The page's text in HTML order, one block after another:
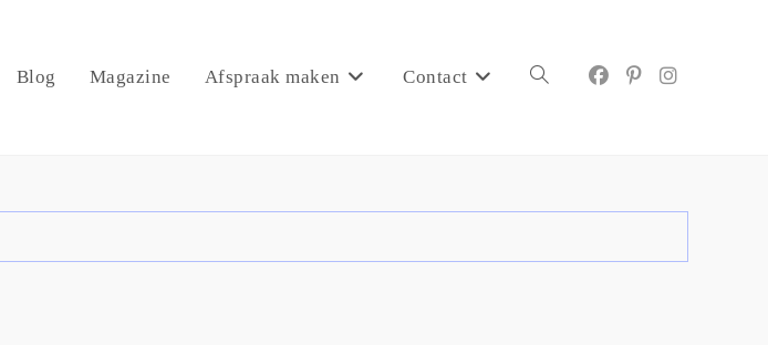
Blog Magazine Afspraak maken Contact